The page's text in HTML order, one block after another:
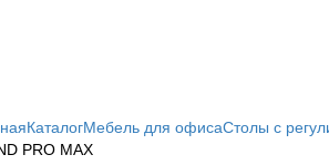
КаталогМебель для офисаСтолы с
PRO MAX